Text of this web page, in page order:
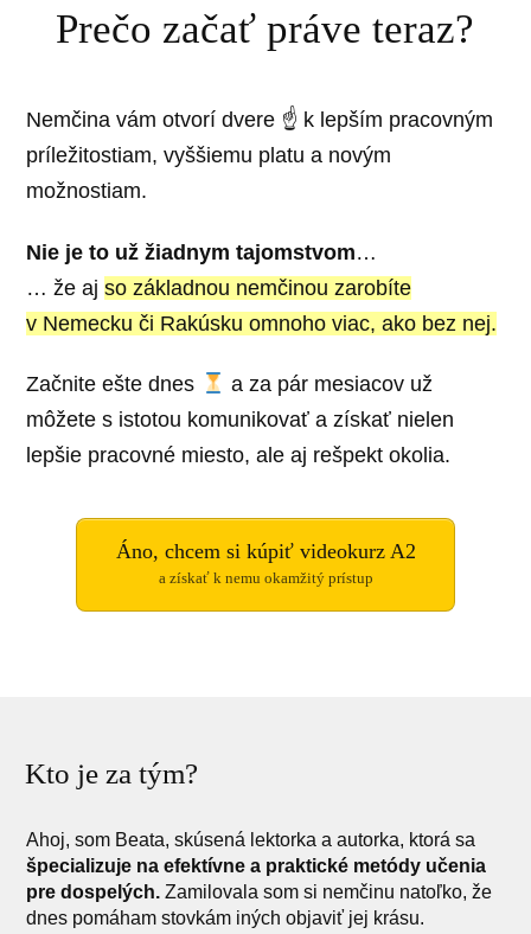
Prečo začať práve teraz?
Nemčina vám otvorí dvere ☝️ k lepším pracovným
príležitostiam, vyššiemu platu a novým
možnostiam.
Nie je to už žiadnym tajomstvom…
… že ajso základnou nemčinou zarobíte
v Nemecku či Rakúsku omnoho viac, ako bez nej.
Začnite ešte dnes
a za pár mesiacov už
môžete s istotou komunikovať a získať nielen
lepšie pracovné miesto, ale aj rešpekt okolia.
Áno, chcem si kúpiť videokurz A2
a získať k nemu okamžitý prístup
Kto je za tým?
Ahoj, som Beata, skúsená lektorka a autorka, ktorá sa
špecializuje na efektívne a praktické metódy učenia
pre dospelých.Zamilovala som si nemčinu natoľko, že
dnes pomáham stovkám iných objaviť jej krásu.